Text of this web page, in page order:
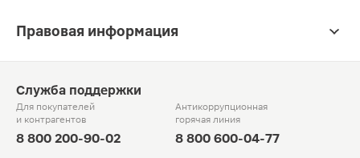
Правовая информация
Служба поддержки
Для покупателей
и контрагентов
8 800 200-90-02
Антикоррупционная
горячая линия
8 800 600-04-77